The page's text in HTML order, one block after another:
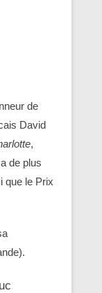
de
David
,
de plus
que le Prix